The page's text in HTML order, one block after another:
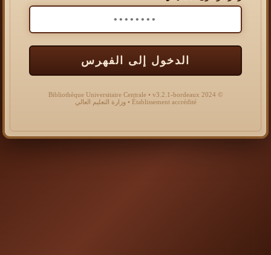
الدخول إلى الفهرس
© 2024 Bibliothèque Universitaire Centrale • v3.2.1-bordeaux
Établissement accrédité • وزارة التعليم العالي